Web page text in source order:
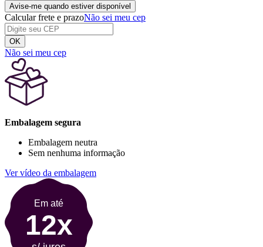
Avise-me quando estiver disponível
Calcular frete e prazoNão sei meu cep
OK
Não sei meu cep
Embalagem segura
Embalagem neutra
Sem nenhuma informação
Ver vídeo da embalagem
Em até
12x